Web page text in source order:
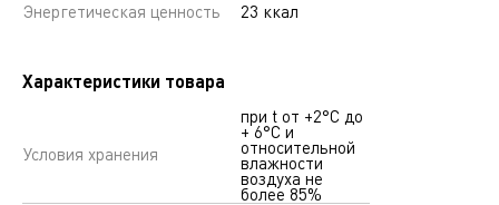
Энергетическая ценность
23 ккал
Характеристики товара
Условия хранения
при t от +2°С до
+ 6°С и
относительной
влажности
воздуха не
более 85%